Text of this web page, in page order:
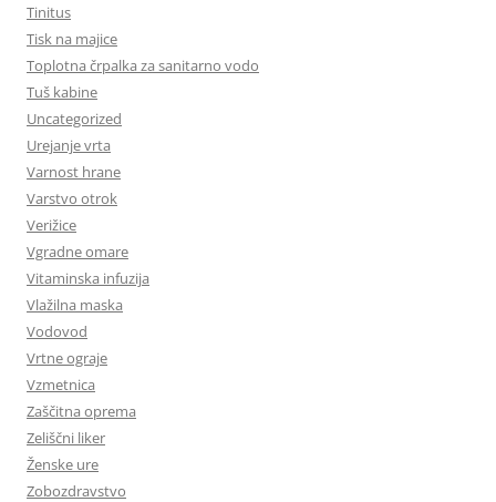
Tinitus
Tisk na majice
Toplotna črpalka za sanitarno vodo
Tuš kabine
Uncategorized
Urejanje vrta
Varnost hrane
Varstvo otrok
Verižice
Vgradne omare
Vitaminska infuzija
Vlažilna maska
Vodovod
Vrtne ograje
Vzmetnica
Zaščitna oprema
Zeliščni liker
Ženske ure
Zobozdravstvo